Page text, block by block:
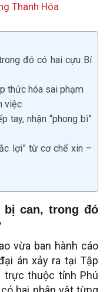
Thanh Hóa
đó có hai cựu Bí
thức hóa sai phạm
việc
tay, nhận “phong bì”
lợi” từ cơ chế xin –
can, trong đó
vừa ban hành cáo
án xảy ra tại Tập
trực thuộc tỉnh Phú